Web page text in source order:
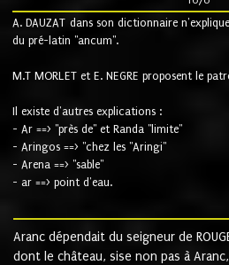
A. DAUZAT dans son dictionnaire
du pré-latin "ancum".
M.T MORLET et E. NEGRE proposent le
Il existe d'autres explications :
- Ar ==> "près de" et Randa "limite"
- Aringos ==> "chez les "Aringi"
- Arena ==> "sable"
- ar ==> point d'eau.
Aranc dépendait du seigneur de
dont le château, sise non pas à